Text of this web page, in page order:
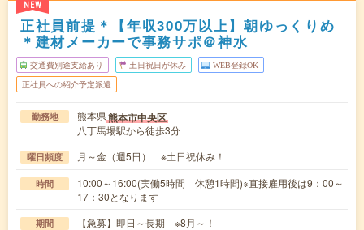
NEW
正社員前提＊【年収300万以上】朝ゆっくりめ
＊建材メーカーで事務サポ＠神水
交通費別途支給あり 土日祝日が休み WEB登録OK
正社員への紹介予定派遣
勤務地 熊本県熊本市中央区
八丁馬場駅から徒歩3分
曜日頻度 月～金（週5日） ※土日祝休み！
時間
10:00～16:00(実働5時間 休憩1時間)※直接雇用後は9：00～
17：30となります
期間 【急募】即日～長期 ※8月～！